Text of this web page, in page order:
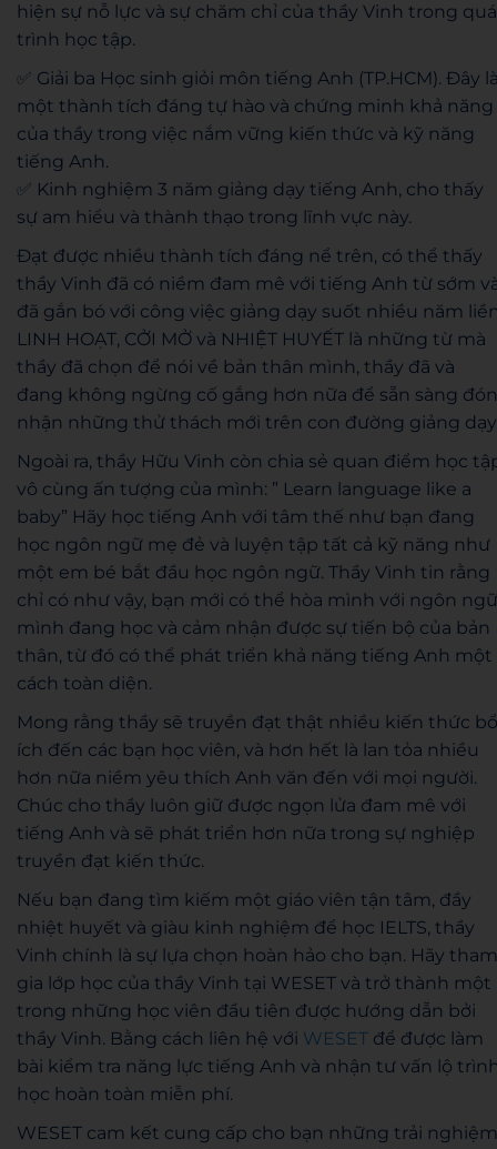
hiện sự nỗ lực và sự chăm chỉ của thầy Vinh trong quá
trình học tập.
✅ Giải ba Học sinh giỏi môn tiếng Anh (TP.HCM). Đây
một thành tích đáng tự hào và chứng minh khả năng
của thầy trong việc nắm vững kiến thức và kỹ năng
tiếng Anh.
✅ Kinh nghiệm 3 năm giảng dạy tiếng Anh, cho thấy
sự am hiểu và thành thạo trong lĩnh vực này.
Đạt được nhiều thành tích đáng nể trên, có thể thấy
thầy Vinh đã có niềm đam mê với tiếng Anh từ sớm
đã gắn bó với công việc giảng dạy suốt nhiều năm
LINH HOẠT, CỞI MỞ và NHIỆT HUYẾT là những từ mà
thầy đã chọn để nói về bản thân mình, thầy đã và
đang không ngừng cố gắng hơn nữa để sẵn sàng đón
nhận những thử thách mới trên con đường giảng
Ngoài ra, thầy Hữu Vinh còn chia sẻ quan điểm học
vô cùng ấn tượng của mình: ” Learn language like a
baby” Hãy học tiếng Anh với tâm thế như bạn đang
học ngôn ngữ mẹ đẻ và luyện tập tất cả kỹ năng như
một em bé bắt đầu học ngôn ngữ. Thầy Vinh tin rằng
chỉ có như vậy, bạn mới có thể hòa mình với ngôn ngữ
mình đang học và cảm nhận được sự tiến bộ của bản
thân, từ đó có thể phát triển khả năng tiếng Anh một
cách toàn diện.
Mong rằng thầy sẽ truyền đạt thật nhiều kiến thức bổ
ích đến các bạn học viên, và hơn hết là lan tỏa nhiều
hơn nữa niềm yêu thích Anh văn đến với mọi người.
Chúc cho thầy luôn giữ được ngọn lửa đam mê với
tiếng Anh và sẽ phát triển hơn nữa trong sự nghiệp
truyền đạt kiến thức.
Nếu bạn đang tìm kiếm một giáo viên tận tâm, đầy
nhiệt huyết và giàu kinh nghiệm để học IELTS, thầy
Vinh chính là sự lựa chọn hoàn hảo cho bạn. Hãy tham
gia lớp học của thầy Vinh tại WESET và trở thành một
trong những học viên đầu tiên được hướng dẫn bởi
thầy Vinh. Bằng cách liên hệ với WESET để được làm
bài kiểm tra năng lực tiếng Anh và nhận tư vấn lộ
học hoàn toàn miễn phí.
WESET cam kết cung cấp cho bạn những trải nghiệm